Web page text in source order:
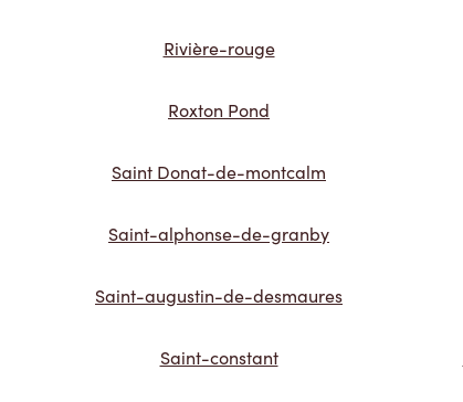
Rivière-rouge
Roxton Pond
Saint Donat-de-montcalm
Saint-alphonse-de-granby
Saint-augustin-de-desmaures
Saint-constant